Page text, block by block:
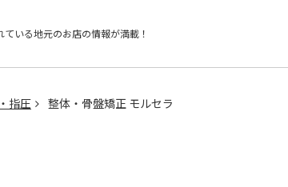
ている地元のお店の情報が満載！
指圧 整体・骨盤矯正 モルセラ